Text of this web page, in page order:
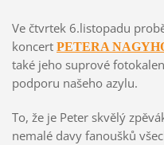
Ve čtvrtek 6.listopadu
koncert PETERA
také jeho suprové
podporu našeho azylu.
To, že je Peter skvělý
nemalé davy fanoušků